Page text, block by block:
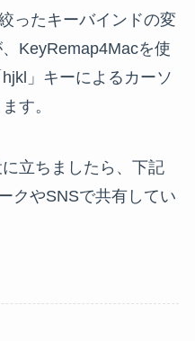
ったキーバインドの変
KeyRemap4Macを使
」キーによるカーソ
す。
立ちましたら、下記
クやSNSで共有してい